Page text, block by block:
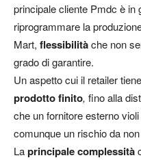
principale cliente Pmdc è in
riprogrammare la
Mart, flessibilitàche non
grado di garantire.
Un aspetto cui il retailer
prodotto finito, fino alla
che un fornitore esterno
comunque un rischio da
Laprincipale complessità